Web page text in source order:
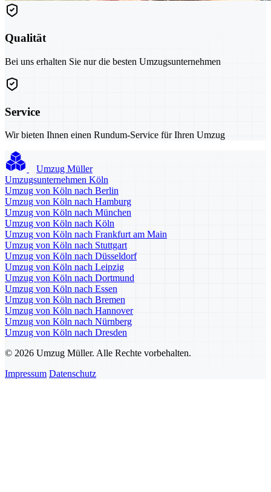
Qualität
Bei uns erhalten Sie nur die besten Umzugsunternehmen
Service
Wir bieten Ihnen einen Rundum-Service für Ihren Umzug
Umzug Müller
Umzugsunternehmen Köln
Umzug von Köln nach Berlin
Umzug von Köln nach Hamburg
Umzug von Köln nach München
Umzug von Köln nach Köln
Umzug von Köln nach Frankfurt am Main
Umzug von Köln nach Stuttgart
Umzug von Köln nach Düsseldorf
Umzug von Köln nach Leipzig
Umzug von Köln nach Dortmund
Umzug von Köln nach Essen
Umzug von Köln nach Bremen
Umzug von Köln nach Hannover
Umzug von Köln nach Nürnberg
Umzug von Köln nach Dresden
© 2026 Umzug Müller. Alle Rechte vorbehalten.
Impressum Datenschutz